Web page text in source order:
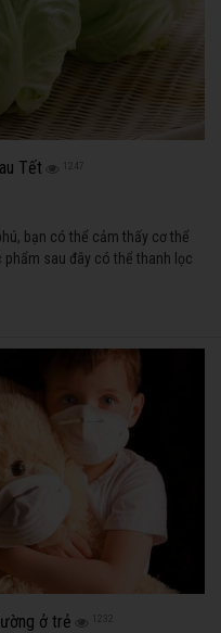
Tết 1247
bạn có thể cảm thấy cơ thể
phẩm sau đây có thể thanh lọc
ở trẻ 1232